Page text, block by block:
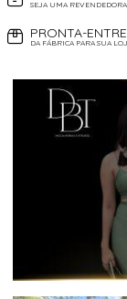
SEJA UMA REVENDEDORA
PRONTA-
DA FÁBRICA PARA SUA